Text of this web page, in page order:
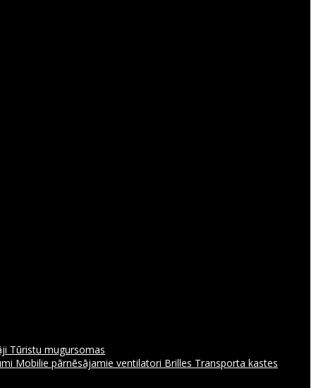
Tūristu mugursomas
Mobilie pārnēsājamie ventilatori Brilles Transporta kastes